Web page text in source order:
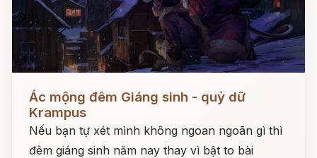
Đọc ngay
Ác mộng đêm Giáng sinh - quỷ dữ
Krampus
Nếu bạn tự xét mình không ngoan ngoãn gì thì
đêm giáng sinh năm nay thay vì bật to bài